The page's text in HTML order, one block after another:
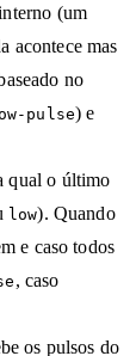
(um
acontece mas
no
pulse) e
qual o último
low). Quando
e caso todos
, caso
os pulsos do